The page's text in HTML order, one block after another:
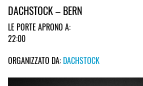
DACHSTOCK – BERN
LE PORTE APRONO A:
22:00
ORGANIZZATO DA: DACHSTOCK